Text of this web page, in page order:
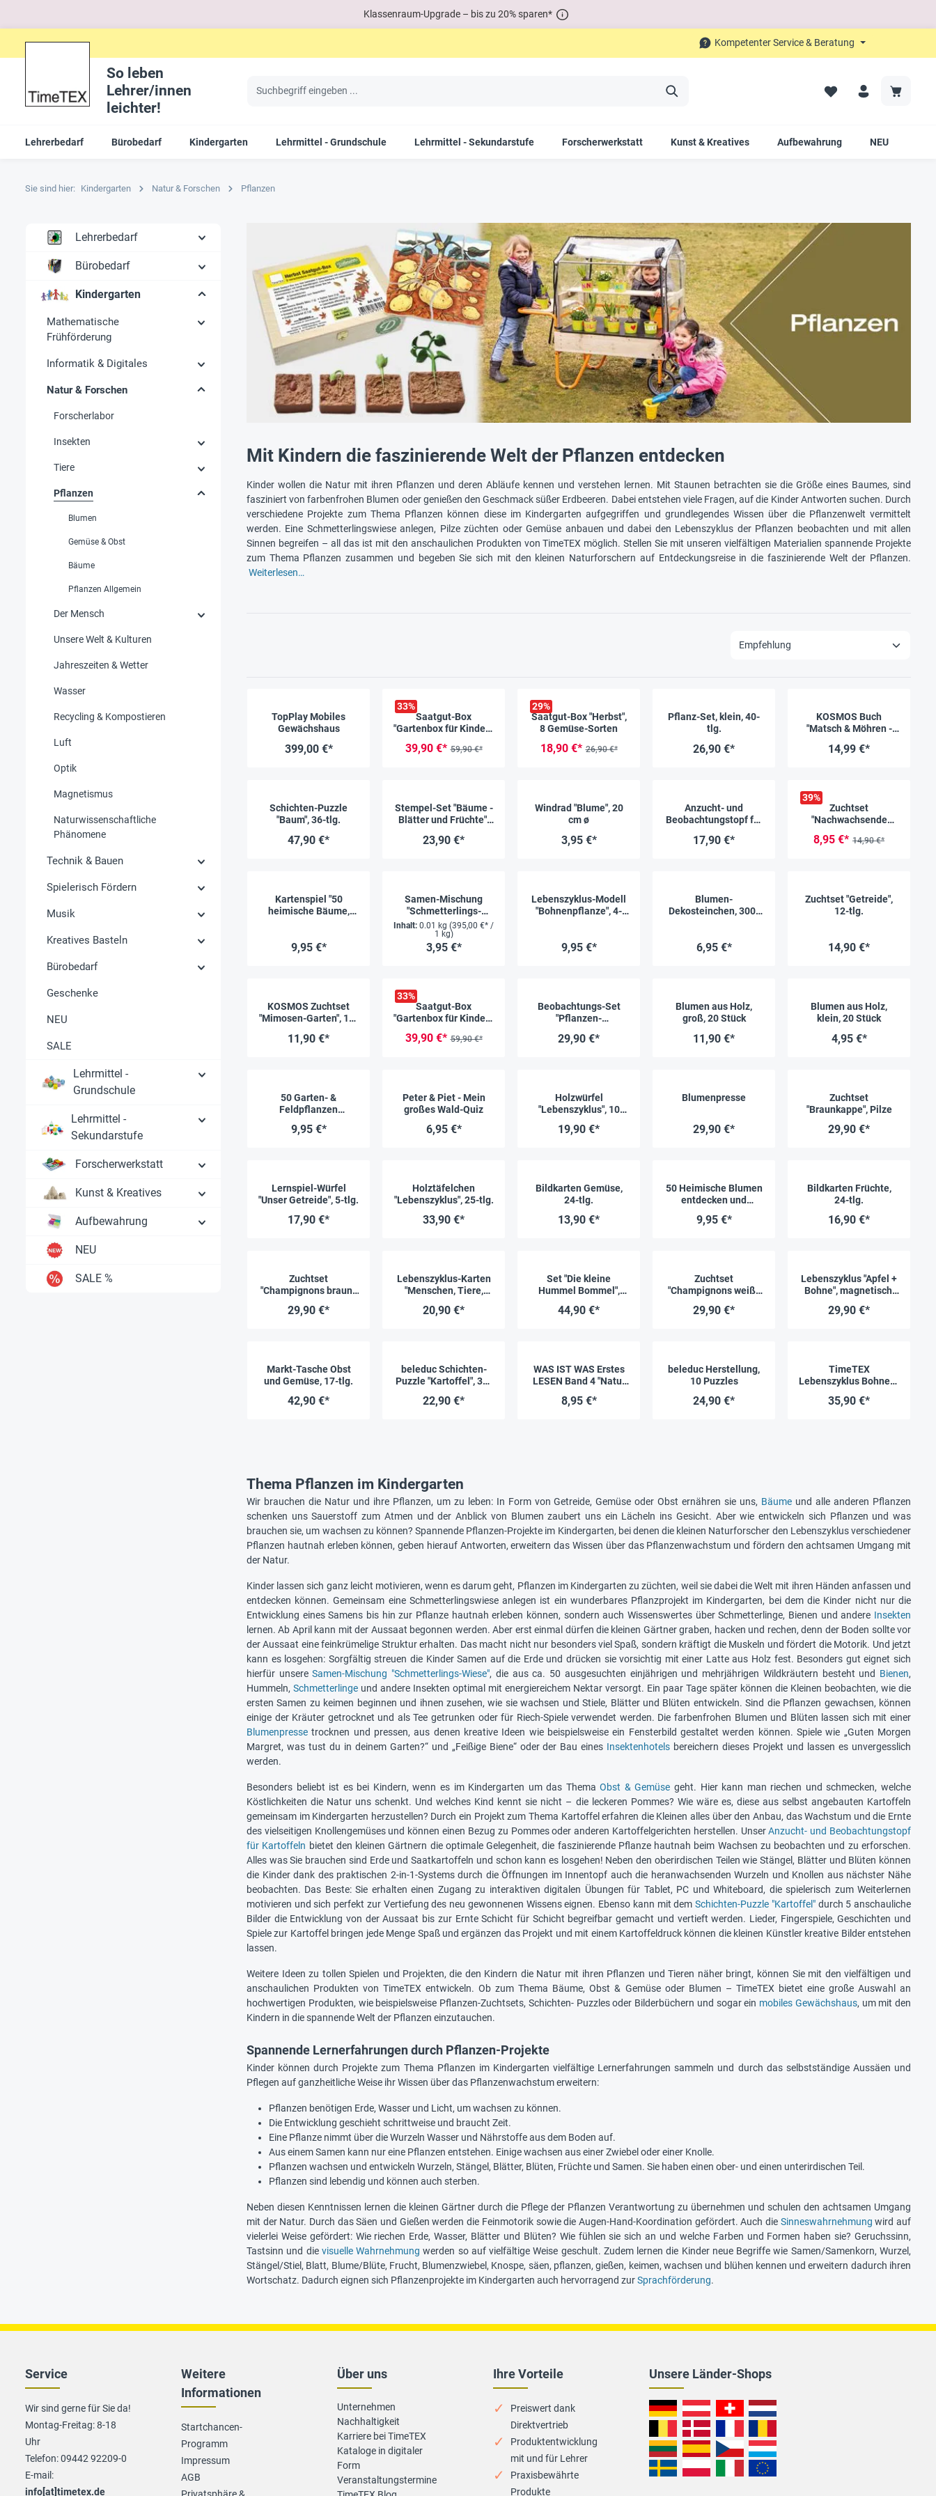
Klassenraum-Upgrade – bis zu 20% sparen*
Kompetenter Service & Beratung
So leben
Lehrer/innen
leichter!
Lehrerbedarf Bürobedarf Kindergarten Lehrmittel - Grundschule Lehrmittel - Sekundarstufe Forscherwerkstatt Kunst & Kreatives Aufbewahrung NEU
Sie sind hier: Kindergarten Natur & Forschen Pflanzen
Lehrerbedarf
Bürobedarf
Kindergarten
Mathematische
Frühförderung
Informatik & Digitales
Natur & Forschen
Forscherlabor
Insekten
Tiere
Pflanzen
Blumen
Gemüse & Obst
Bäume
Pflanzen Allgemein
Der Mensch
Unsere Welt & Kulturen
Jahreszeiten & Wetter
Wasser
Recycling & Kompostieren
Luft
Optik
Magnetismus
Naturwissenschaftliche
Phänomene
Technik & Bauen
Spielerisch Fördern
Musik
Kreatives Basteln
Bürobedarf
Geschenke
NEU
SALE
Lehrmittel -
Grundschule
Lehrmittel -
Sekundarstufe
Forscherwerkstatt
Kunst & Kreatives
Aufbewahrung
NEU
SALE %
Mit Kindern die faszinierende Welt der Pflanzen entdecken
Kinder wollen die Natur mit ihren Pflanzen und deren Abläufe kennen und verstehen lernen. Mit Staunen betrachten sie die Größe eines Baumes, sind
fasziniert von farbenfrohen Blumen oder genießen den Geschmack süßer Erdbeeren. Dabei entstehen viele Fragen, auf die Kinder Antworten suchen. Durch
verschiedene Projekte zum Thema Pflanzen können diese im Kindergarten aufgegriffen und grundlegendes Wissen über die Pflanzenwelt vermittelt
werden. Eine Schmetterlingswiese anlegen, Pilze züchten oder Gemüse anbauen und dabei den Lebenszyklus der Pflanzen beobachten und mit allen
Sinnen begreifen – all das ist mit den anschaulichen Produkten von TimeTEX möglich. Stellen Sie mit unseren vielfältigen Materialien spannende Projekte
zum Thema Pflanzen zusammen und begeben Sie sich mit den kleinen Naturforschern auf Entdeckungsreise in die faszinierende Welt der Pflanzen.
Weiterlesen…
TopPlay Mobiles
Gewächshaus
399,00 €*
33%
Saatgut-Box
"Gartenbox für Kinder",
39,90 €* 59,90 €*
29%
Saatgut-Box "Herbst",
8 Gemüse-Sorten
18,90 €* 26,90 €*
Pflanz-Set, klein, 40-
tlg.
26,90 €*
KOSMOS Buch
"Matsch & Möhren -
Garten entdecken",
14,99 €*
Schichten-Puzzle
"Baum", 36-tlg.
47,90 €*
Stempel-Set "Bäume -
Blätter und Früchte",
23,90 €*
Windrad "Blume", 20
cm ø
3,95 €*
Anzucht- und
Beobachtungstopf für
17,90 €*
39%
Zuchtset
"Nachwachsende
8,95 €* 14,90 €*
Kartenspiel "50
heimische Bäume,
9,95 €*
Samen-Mischung
"Schmetterlings-
Wiese", für 10m²
Inhalt: 0.01 kg (395,00 €* /
1 kg)
3,95 €*
Lebenszyklus-Modell
"Bohnenpflanze", 4-
9,95 €*
Blumen-
Dekosteinchen, 300-
6,95 €*
Zuchtset "Getreide",
12-tlg.
14,90 €*
KOSMOS Zuchtset
"Mimosen-Garten", 18-
11,90 €*
33%
Saatgut-Box
"Gartenbox für Kinder",
39,90 €* 59,90 €*
Beobachtungs-Set
"Pflanzen-
29,90 €*
Blumen aus Holz,
groß, 20 Stück
11,90 €*
Blumen aus Holz,
klein, 20 Stück
4,95 €*
50 Garten- &
Feldpflanzen
bestimmen
9,95 €*
Peter & Piet - Mein
großes Wald-Quiz
6,95 €*
Holzwürfel
"Lebenszyklus", 10
19,90 €*
Blumenpresse
29,90 €*
Zuchtset
"Braunkappe", Pilze
29,90 €*
Lernspiel-Würfel
"Unser Getreide", 5-tlg.
17,90 €*
Holztäfelchen
"Lebenszyklus", 25-tlg.
33,90 €*
Bildkarten Gemüse,
24-tlg.
13,90 €*
50 Heimische Blumen
entdecken und
9,95 €*
Bildkarten Früchte,
24-tlg.
16,90 €*
Zuchtset
"Champignons braun",
29,90 €*
Lebenszyklus-Karten
"Menschen, Tiere,
20,90 €*
Set "Die kleine
Hummel Bommel",
Saatgut-Box
44,90 €*
Zuchtset
"Champignons weiß",
29,90 €*
Lebenszyklus "Apfel +
Bohne", magnetisch,
29,90 €*
Markt-Tasche Obst
und Gemüse, 17-tlg.
42,90 €*
beleduc Schichten-
Puzzle "Kartoffel", 30-
22,90 €*
WAS IST WAS Erstes
LESEN Band 4 "Natur
8,95 €*
beleduc Herstellung,
10 Puzzles
24,90 €*
TimeTEX
Lebenszyklus Bohnen-
"Montessori Premium"
35,90 €*
Thema Pflanzen im Kindergarten
Wir brauchen die Natur und ihre Pflanzen, um zu leben: In Form von Getreide, Gemüse oder Obst ernähren sie uns, Bäume und alle anderen Pflanzen
schenken uns Sauerstoff zum Atmen und der Anblick von Blumen zaubert uns ein Lächeln ins Gesicht. Aber wie entwickeln sich Pflanzen und was
brauchen sie, um wachsen zu können? Spannende Pflanzen-Projekte im Kindergarten, bei denen die kleinen Naturforscher den Lebenszyklus verschiedener
Pflanzen hautnah erleben können, geben hierauf Antworten, erweitern das Wissen über das Pflanzenwachstum und fördern den achtsamen Umgang mit
der Natur.
Kinder lassen sich ganz leicht motivieren, wenn es darum geht, Pflanzen im Kindergarten zu züchten, weil sie dabei die Welt mit ihren Händen anfassen und
entdecken können. Gemeinsam eine Schmetterlingswiese anlegen ist ein wunderbares Pflanzprojekt im Kindergarten, bei dem die Kinder nicht nur die
Entwicklung eines Samens bis hin zur Pflanze hautnah erleben können, sondern auch Wissenswertes über Schmetterlinge, Bienen und andere Insekten
lernen. Ab April kann mit der Aussaat begonnen werden. Aber erst einmal dürfen die kleinen Gärtner graben, hacken und rechen, denn der Boden sollte vor
der Aussaat eine feinkrümelige Struktur erhalten. Das macht nicht nur besonders viel Spaß, sondern kräftigt die Muskeln und fördert die Motorik. Und jetzt
kann es losgehen: Sorgfältig streuen die Kinder Samen auf die Erde und drücken sie vorsichtig mit einer Latte aus Holz fest. Besonders gut eignet sich
hierfür unsereSamen-Mischung "Schmetterlings-Wiese", die aus ca. 50 ausgesuchten einjährigen und mehrjährigen Wildkräutern besteht und Bienen,
Hummeln, Schmetterlinge und andere Insekten optimal mit energiereichem Nektar versorgt. Ein paar Tage später können die Kleinen beobachten, wie die
ersten Samen zu keimen beginnen und ihnen zusehen, wie sie wachsen und Stiele, Blätter und Blüten entwickeln. Sind die Pflanzen gewachsen, können
einige der Kräuter getrocknet und als Tee getrunken oder für Riech-Spiele verwendet werden. Die farbenfrohen Blumen und Blüten lassen sich mit einer
Blumenpresse trocknen und pressen, aus denen kreative Ideen wie beispielsweise ein Fensterbild gestaltet werden können. Spiele wie „Guten Morgen
Margret, was tust du in deinem Garten?“ und „Feißige Biene“ oder der Bau eines Insektenhotels bereichern dieses Projekt und lassen es unvergesslich
werden.
Besonders beliebt ist es bei Kindern, wenn es im Kindergarten um das ThemaObst & Gemüse geht. Hier kann man riechen und schmecken, welche
Köstlichkeiten die Natur uns schenkt. Und welches Kind kennt sie nicht – die leckeren Pommes? Wie wäre es, diese aus selbst angebauten Kartoffeln
gemeinsam im Kindergarten herzustellen? Durch ein Projekt zum Thema Kartoffel erfahren die Kleinen alles über den Anbau, das Wachstum und die Ernte
des vielseitigen Knollengemüses und können einen Bezug zu Pommes oder anderen Kartoffelgerichten herstellen. UnserAnzucht- und Beobachtungstopf
für Kartoffeln bietet den kleinen Gärtnern die optimale Gelegenheit, die faszinierende Pflanze hautnah beim Wachsen zu beobachten und zu erforschen.
Alles was Sie brauchen sind Erde und Saatkartoffeln und schon kann es losgehen! Neben den oberirdischen Teilen wie Stängel, Blätter und Blüten können
die Kinder dank des praktischen 2-in-1-Systems durch die Öffnungen im Innentopf auch die heranwachsenden Wurzeln und Knollen aus nächster Nähe
beobachten. Das Beste: Sie erhalten einen Zugang zu interaktiven digitalen Übungen für Tablet, PC und Whiteboard, die spielerisch zum Weiterlernen
motivieren und sich perfekt zur Vertiefung des neu gewonnenen Wissens eignen. Ebenso kann mit demSchichten-Puzzle "Kartoffel"durch 5 anschauliche
Bilder die Entwicklung von der Aussaat bis zur Ernte Schicht für Schicht begreifbar gemacht und vertieft werden. Lieder, Fingerspiele, Geschichten und
Spiele zur Kartoffel bringen jede Menge Spaß und ergänzen das Projekt und mit einem Kartoffeldruck können die kleinen Künstler kreative Bilder entstehen
lassen.
Weitere Ideen zu tollen Spielen und Projekten, die den Kindern die Natur mit ihren Pflanzen und Tieren näher bringt, können Sie mit den vielfältigen und
anschaulichen Produkten von TimeTEX entwickeln. Ob zum Thema Bäume, Obst & Gemüse oder Blumen – TimeTEX bietet eine große Auswahl an
hochwertigen Produkten, wie beispielsweise Pflanzen-Zuchtsets, Schichten- Puzzles oder Bilderbüchern und sogar ein mobiles Gewächshaus, um mit den
Kindern in die spannende Welt der Pflanzen einzutauchen.
Spannende Lernerfahrungen durch Pflanzen-Projekte
Kinder können durch Projekte zum Thema Pflanzen im Kindergarten vielfältige Lernerfahrungen sammeln und durch das selbstständige Aussäen und
Pflegen auf ganzheitliche Weise ihr Wissen über das Pflanzenwachstum erweitern:
Pflanzen benötigen Erde, Wasser und Licht, um wachsen zu können.
Die Entwicklung geschieht schrittweise und braucht Zeit.
Eine Pflanze nimmt über die Wurzeln Wasser und Nährstoffe aus dem Boden auf.
Aus einem Samen kann nur eine Pflanzen entstehen. Einige wachsen aus einer Zwiebel oder einer Knolle.
Pflanzen wachsen und entwickeln Wurzeln, Stängel, Blätter, Blüten, Früchte und Samen. Sie haben einen ober- und einen unterirdischen Teil.
Pflanzen sind lebendig und können auch sterben.
Neben diesen Kenntnissen lernen die kleinen Gärtner durch die Pflege der Pflanzen Verantwortung zu übernehmen und schulen den achtsamen Umgang
mit der Natur. Durch das Säen und Gießen werden die Feinmotorik sowie die Augen-Hand-Koordination gefördert. Auch die Sinneswahrnehmung wird auf
vielerlei Weise gefördert: Wie riechen Erde, Wasser, Blätter und Blüten? Wie fühlen sie sich an und welche Farben und Formen haben sie? Geruchssinn,
Tastsinn und die visuelle Wahrnehmung werden so auf vielfältige Weise geschult. Zudem lernen die Kinder neue Begriffe wie Samen/Samenkorn, Wurzel,
Stängel/Stiel, Blatt, Blume/Blüte, Frucht, Blumenzwiebel, Knospe, säen, pflanzen, gießen, keimen, wachsen und blühen kennen und erweitern dadurch ihren
Wortschatz. Dadurch eignen sich Pflanzenprojekte im Kindergarten auch hervorragend zurSprachförderung.
Ihre Vorteile
Preiswert dank
Direktvertrieb
Produktentwicklung
mit und für Lehrer
Praxisbewährte
Produkte
Unsere Länder-Shops
Über uns
Unternehmen
Nachhaltigkeit
Karriere bei TimeTEX
Kataloge in digitaler
Form
Veranstaltungstermine
Service
Wir sind gerne für Sie da!
Montag-Freitag: 8-18
Uhr
Telefon: 09442 92209-0
E-mail:
info[at]timetex.de
Weitere
Informationen
Startchancen-
Programm
Impressum
AGB